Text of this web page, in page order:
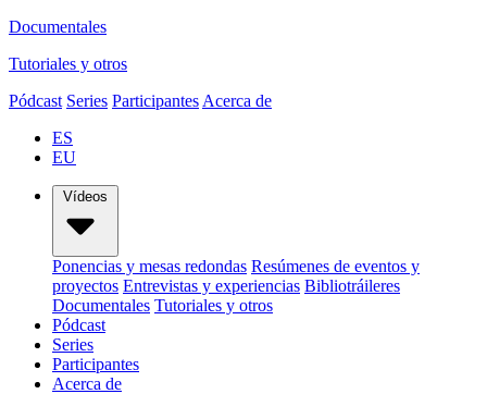
Documentales
Tutoriales y otros
Pódcast Series Participantes Acerca de
ES
EU
Vídeos
Ponencias y mesas redondas Resúmenes de eventos y
proyectos Entrevistas y experiencias Bibliotráileres
Documentales Tutoriales y otros
Pódcast
Series
Participantes
Acerca de